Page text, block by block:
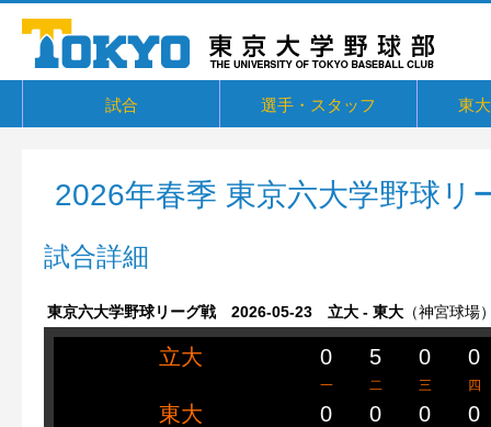
試合 選手・スタッフ 東
2026年春季 東京六大学野球リ
試合詳細
東京六大学野球リーグ戦 2026-05-23 立大 - 東大 （神宮球場
立大 0 5 0 0
一 二 三 四
東大 0 0 0 0